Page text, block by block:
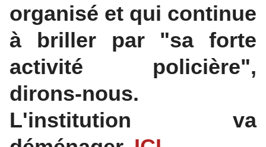
organisé et qui continue
à briller par "sa forte
activité policière",
dirons-nous.
L'institution va